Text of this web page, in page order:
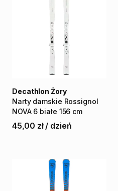
Narty damskie Rossignol
NOVA 6 białe 156 cm
Decathlon Żory
45,00 zł / dzień